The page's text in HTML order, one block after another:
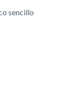
sencillo